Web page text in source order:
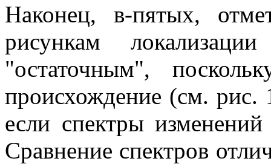
Наконец, в-пятых,
рисункам
"остаточным",
происхождение (см. рис.
если спектры
Сравнение спектров